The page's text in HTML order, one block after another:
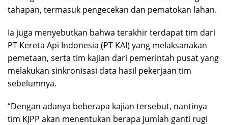
tahapan, termasuk pengecekan dan pematokan lahan.
Ia juga menyebutkan bahwa terakhir terdapat tim dari
PT Kereta Api Indonesia (PT KAI) yang melaksanakan
pemetaan, serta tim kajian dari pemerintah pusat yang
melakukan sinkronisasi data hasil pekerjaan tim
sebelumnya.
“Dengan adanya beberapa kajian tersebut, nantinya
tim KJPP akan menentukan berapa jumlah ganti rugi